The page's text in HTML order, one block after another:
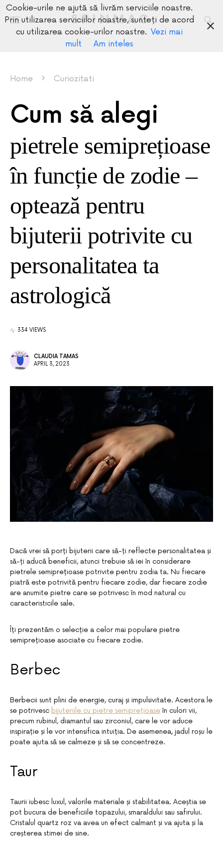
SPINMAG
Home Curiozitati
Cum să alegi
pietrele semiprețioase
în funcție de zodie –
optează pentru
bijuterii potrivite cu
personalitatea ta
astrologică
334 VIEWS
CLAUDIA TAMAS
APRIL 3, 2023
Dacă vrei să porți bijuterii care să-ți reflecte personalitatea și
să-ți aducă beneficii, atunci trebuie să iei în considerare
pietrele semiprețioase potrivite pentru zodia ta. Nu fiecare
piatră este potrivită pentru fiecare zodie, dar fiecare zodie
are anumite pietre care se potrivesc în mod natural cu
caracteristicile sale.
Îți prezentăm o selecție a celor mai populare pietre
semiprețioase asociate cu fiecare zodie.
Berbec
Berbecii sunt plini de energie, curaj și impulsivitate. Acestora le
se potrivesc bijuteriile cu pietre semiprețioaseîn culori vii,
precum rubinul, diamantul sau zirconiul, care le vor aduce
inspirație și le vor intensifica intuiția. De asemenea, jadul roșu le
poate ajuta să se calmeze și să se concentreze.
Taur
Taurii iubesc luxul, valorile materiale și stabilitatea. Aceștia se
pot bucura de beneficiile topazului, smaraldului sau safirului.
Cristalul quartz roz va avea un efect calmant și va ajuta și la
creșterea stimei de sine.
Cookie-urile ne ajută să livrăm serviciile noastre.
Prin utilizarea serviciilor noastre, sunteți de acord
cu utilizarea cookie-urilor noastre. Vezi mai
mult
Am inteles